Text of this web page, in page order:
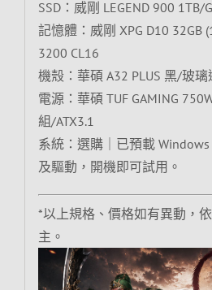
SSD：威剛 LEGEND 900 1TB/
記憶體：威剛 XPG D10 32GB
3200 CL16
機殼：華碩 A32 PLUS 黑/玻
電源：華碩 TUF GAMING
組/ATX3.1
系統：選購｜已預載
及驅動，開機即可試用。
*以上規格、價格如有異動，
主。